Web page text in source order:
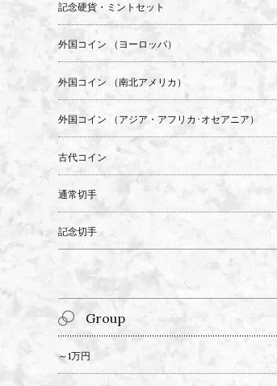
記念硬貨・ミントセット
外国コイン （ヨーロッパ）
外国コイン （南北アメリカ）
外国コイン （アジア・アフリカ･オセアニア）
古代コイン
通常切手
記念切手
Group
～1万円